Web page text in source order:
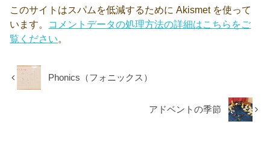
このサイトはスパムを低減するために Akismet を使って
います。 コメントデータの処理方法の詳細はこちらをご
覧ください。
Phonics（フォニックス）
アドベントの季節